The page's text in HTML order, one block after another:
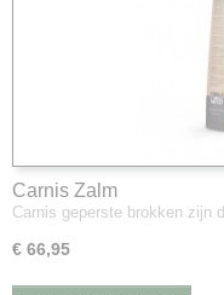
Carnis Zalm
Carnis geperste brokken zijn
€ 66,95